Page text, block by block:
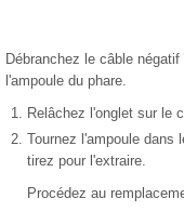
Débranchez le câble
l'ampoule du phare.
Relâchez l'onglet sur le
Tournez l'ampoule dans
tirez pour l'extraire.
Procédez au